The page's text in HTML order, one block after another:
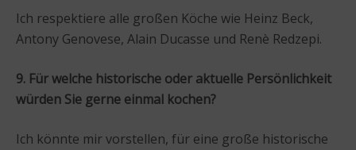
Ich respektiere alle großen Köche wie Heinz Beck,
Antony Genovese, Alain Ducasse und Renè Redzepi.
9. Für welche historische oder aktuelle Persönlichkeit
würden Sie gerne einmal kochen?
Ich könnte mir vorstellen, für eine große historische